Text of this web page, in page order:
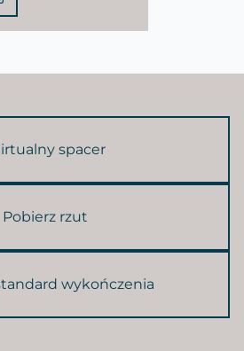
spacer
Pobierz rzut
wykończenia